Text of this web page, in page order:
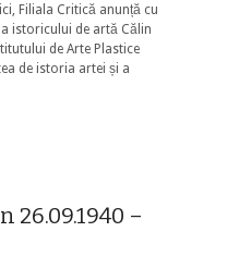
Filiala Critică anunță cu
istoricului de artă Călin
de Arte Plastice
de istoria artei și a
26.09.1940 –